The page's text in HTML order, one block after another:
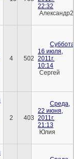
22:32
4 502
16 июля,
2011г.
10:14
Сергей
2 403
Среда,
22 июня,
2011г.
21:13
Юлия